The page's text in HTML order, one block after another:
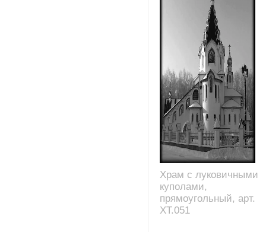
Храм с луковичными
куполами,
прямоугольный, арт.
XT.051